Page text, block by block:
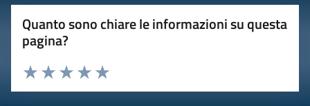
Quanto sono chiare le informazioni su questa
pagina?
Valuta 5 stelle su 5
Valuta 4 stelle su 5
Valuta 3 stelle su 5
Valuta 2 stelle su 5
Valuta 1 stelle su 5